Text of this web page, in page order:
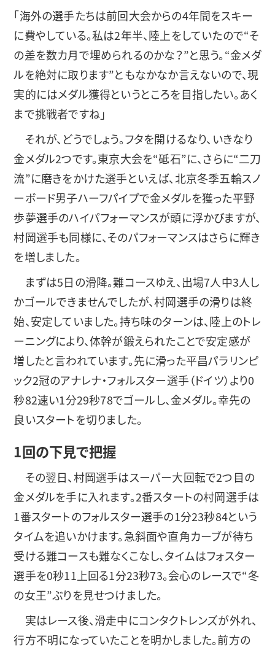
「海外の選手たちは前回大会からの4年間をスキー
に費やしている。私は2年半、陸上をしていたので“そ
の差を数カ月で埋められるのかな？”と思う。“金メダ
ルを絶対に取ります”ともなかなか言えないので、現
実的にはメダル獲得というところを目指したい。あく
まで挑戦者ですね」
それが、どうでしょう。フタを開けるなり、いきなり
金メダル2つです。東京大会を“砥石”に、さらに“二刀
流”に磨きをかけた選手といえば、北京冬季五輪スノ
ーボード男子ハーフパイプで金メダルを獲った平野
歩夢選手のハイパフォーマンスが頭に浮かびますが、
村岡選手も同様に、そのパフォーマンスはさらに輝き
を増しました。
まずは5日の滑降。難コースゆえ、出場7人中3人し
かゴールできませんでしたが、村岡選手の滑りは終
始、安定していました。持ち味のターンは、陸上のトレ
ーニングにより、体幹が鍛えられたことで安定感が
増したと言われています。先に滑った平昌パラリンピ
ック2冠のアナレナ・フォルスター選手（ドイツ）より0
秒82速い1分29秒78でゴールし、金メダル。幸先の
良いスタートを切りました。
1回の下見で把握
その翌日、村岡選手はスーパー大回転で2つ目の
金メダルを手に入れます。2番スタートの村岡選手は
1番スタートのフォルスター選手の1分23秒84という
タイムを追いかけます。急斜面や直角カーブが待ち
受ける難コースも難なくこなし、タイムはフォスター
選手を0秒11上回る1分23秒73。会心のレースで“冬
の女王”ぶりを見せつけました。
実はレース後、滑走中にコンタクトレンズが外れ、
行方不明になっていたことを明かしました。前方の